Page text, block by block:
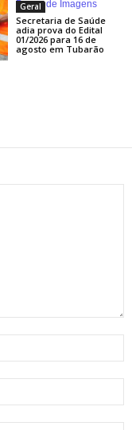
Geral
Secretaria de Saúde
adia prova do Edital
01/2026 para 16 de
agosto em Tubarão